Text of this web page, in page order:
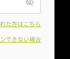
た方はこちら
できない場合